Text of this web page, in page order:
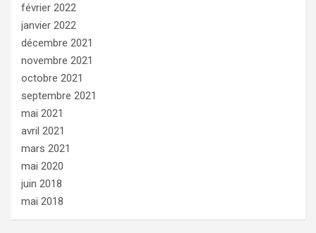
février 2022
janvier 2022
décembre 2021
novembre 2021
octobre 2021
septembre 2021
mai 2021
avril 2021
mars 2021
mai 2020
juin 2018
mai 2018